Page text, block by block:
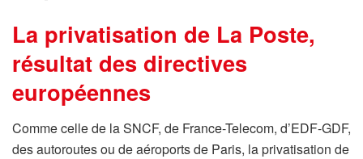
La privatisation de La Poste,
résultat des directives
européennes
Comme celle de la SNCF, de France-Telecom, d’EDF-GDF,
des autoroutes ou de aéroports de Paris, la privatisation de